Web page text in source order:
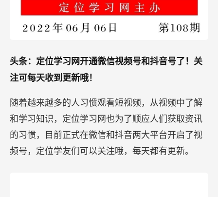
头条：定位学习网开通微信视频号和抖音号了！关
注可每天收到更新哦！
随着越来越多的人习惯观看短视频，从视频中了解
和学习知识，定位学习网也为了顺应人们获取资讯
的习惯，目前正式在微信和抖音两大平台开启了视
频号，定位学友们可以关注哦，每天都有更新。